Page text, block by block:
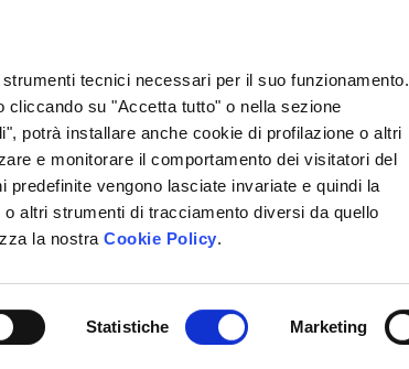
tecnici necessari per il suo funzionamento.
su "Accetta tutto" o nella sezione
potrà installare anche cookie di profilazione o altri
e monitorare il comportamento dei visitatori del
vengono lasciate invariate e quindi la
altri strumenti di tracciamento diversi da quello
la nostraCookie Policy.
Statistiche Marketing
Sedi Locali